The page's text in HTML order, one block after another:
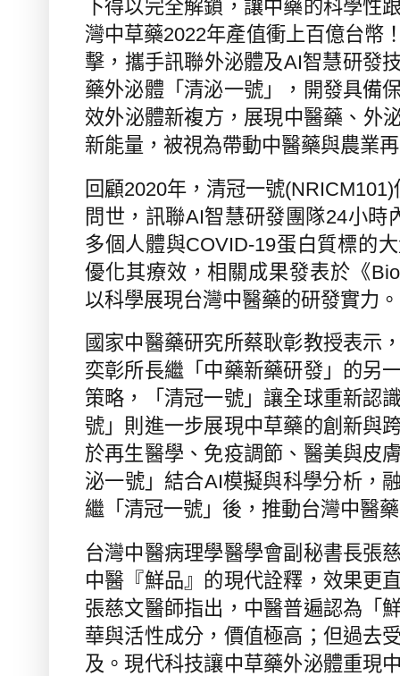
下得以完全解鎖，讓中藥的科學性
灣中草藥2022年產值衝上百億台幣
擊，攜手訊聯外泌體及AI智慧研發
藥外泌體「清泌一號」，開發具備
效外泌體新複方，展現中醫藥、外
新能量， 被視為帶動中醫藥與農業
回顧2020年，清冠一號(NRICM101)
問世，訊聯AI智慧研發團隊24小時
多個人體與COVID-19蛋白質標的
優化其療效，相關成果發表於《
以科學展現台灣中醫藥的研發實力。
國家中醫藥研究所蔡耿彰教授表示
奕彰所長繼「中藥新藥研發」的另
策略，「清冠一號」讓全球重新認
號」 則進一步展現中草藥的創新與
於再生醫學、免疫調節、醫美與皮
泌一號」結合AI模擬與科學分析，
繼「清冠一號」後，推動台灣中醫
台灣中醫病理學醫學會副秘書長張
中醫『鮮品』 的現代詮釋，效果更
張慈文醫師指出，中醫普遍認為「
華與活性成分，價值極高； 但過去
及。現代科技讓中草藥外泌體重現